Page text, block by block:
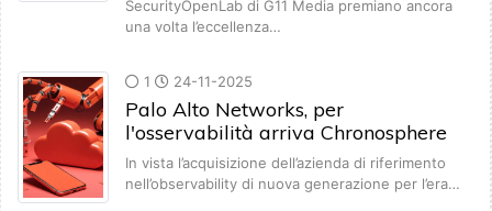
SecurityOpenLab di G11 Media premiano ancora
una volta l’eccellenza…
1 24-11-2025
Palo Alto Networks, per
l'osservabilità arriva Chronosphere
In vista l’acquisizione dell’azienda di riferimento
nell’observability di nuova generazione per l’era…